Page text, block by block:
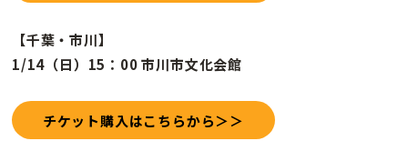
【千葉・市川】
1/14（日）15：00 市川市文化会館
チケット購入はこちらから＞＞